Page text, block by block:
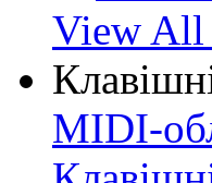
View All
MIDI-